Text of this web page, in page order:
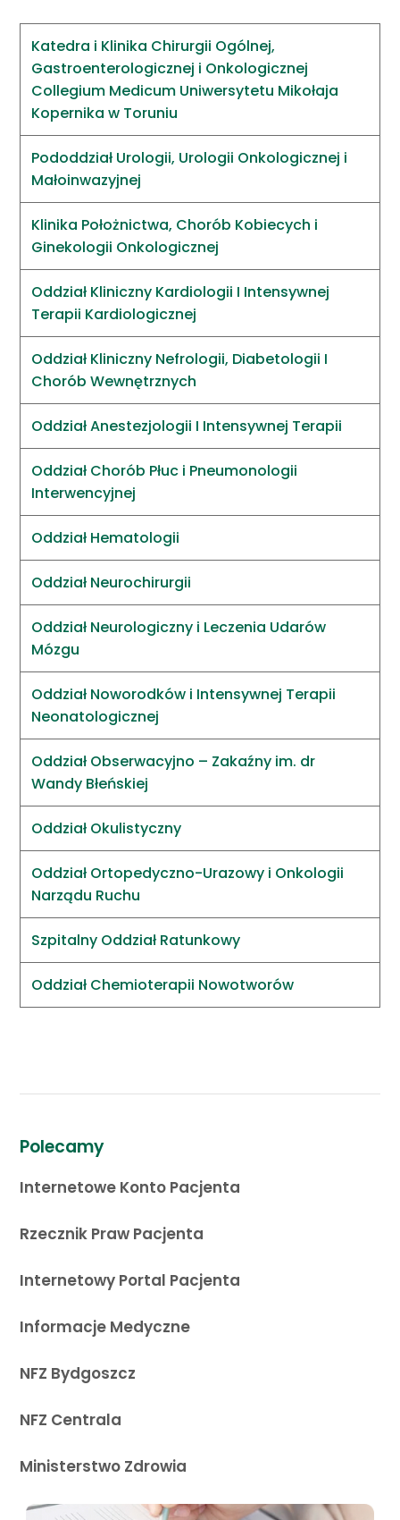
Katedra i Klinika Chirurgii Ogólnej,
Gastroenterologicznej i Onkologicznej
Collegium Medicum Uniwersytetu Mikołaja
Kopernika w Toruniu
Pododdział Urologii, Urologii Onkologicznej i
Małoinwazyjnej
Klinika Położnictwa, Chorób Kobiecych i
Ginekologii Onkologicznej
Oddział Kliniczny Kardiologii I Intensywnej
Terapii Kardiologicznej
Oddział Kliniczny Nefrologii, Diabetologii I
Chorób Wewnętrznych
Oddział Anestezjologii I Intensywnej Terapii
Oddział Chorób Płuc i Pneumonologii
Interwencyjnej
Oddział Hematologii
Oddział Neurochirurgii
Oddział Neurologiczny i Leczenia Udarów
Mózgu
Oddział Noworodków i Intensywnej Terapii
Neonatologicznej
Oddział Obserwacyjno – Zakaźny im. dr
Wandy Błeńskiej
Oddział Okulistyczny
Oddział Ortopedyczno-Urazowy i Onkologii
Narządu Ruchu
Szpitalny Oddział Ratunkowy
Oddział Chemioterapii Nowotworów
Polecamy
Internetowe Konto Pacjenta
Rzecznik Praw Pacjenta
Internetowy Portal Pacjenta
Informacje Medyczne
NFZ Bydgoszcz
NFZ Centrala
Ministerstwo Zdrowia